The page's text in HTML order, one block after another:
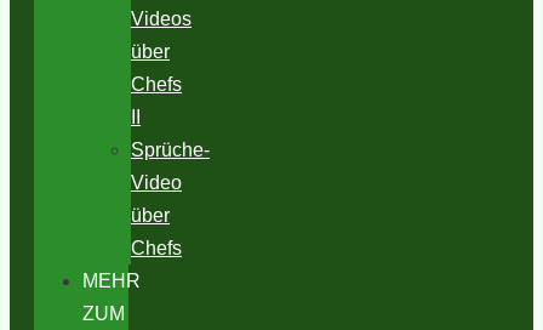
Videos
über
Chefs
Sprüche-
Video
über
Chefs
MEHR
ZUM